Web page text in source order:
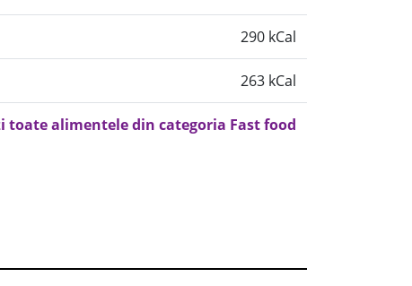
290 kCal
263 kCal
toate alimentele din categoria Fast food